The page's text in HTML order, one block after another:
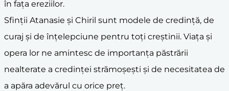
în fața ereziilor.
Sfinții Atanasie și Chiril sunt modele de credință, de
curaj și de înțelepciune pentru toți creștinii. Viața și
opera lor ne amintesc de importanța păstrării
nealterate a credinței strămoșești și de necesitatea de
a apăra adevărul cu orice preț.